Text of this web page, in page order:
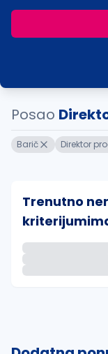
Posao
Barič Direktor
Trenutno